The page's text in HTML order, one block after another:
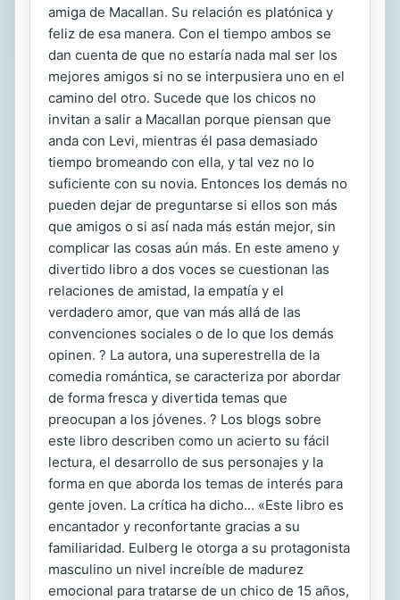
amiga de Macallan. Su relación es platónica y
feliz de esa manera. Con el tiempo ambos se
dan cuenta de que no estaría nada mal ser los
mejores amigos si no se interpusiera uno en el
camino del otro. Sucede que los chicos no
invitan a salir a Macallan porque piensan que
anda con Levi, mientras él pasa demasiado
tiempo bromeando con ella, y tal vez no lo
suficiente con su novia. Entonces los demás no
pueden dejar de preguntarse si ellos son más
que amigos o si así nada más están mejor, sin
complicar las cosas aún más. En este ameno y
divertido libro a dos voces se cuestionan las
relaciones de amistad, la empatía y el
verdadero amor, que van más allá de las
convenciones sociales o de lo que los demás
opinen. ? La autora, una superestrella de la
comedia romántica, se caracteriza por abordar
de forma fresca y divertida temas que
preocupan a los jóvenes. ? Los blogs sobre
este libro describen como un acierto su fácil
lectura, el desarrollo de sus personajes y la
forma en que aborda los temas de interés para
gente joven. La crítica ha dicho... «Este libro es
encantador y reconfortante gracias a su
familiaridad. Eulberg le otorga a su protagonista
masculino un nivel increíble de madurez
emocional para tratarse de un chico de 15 años,